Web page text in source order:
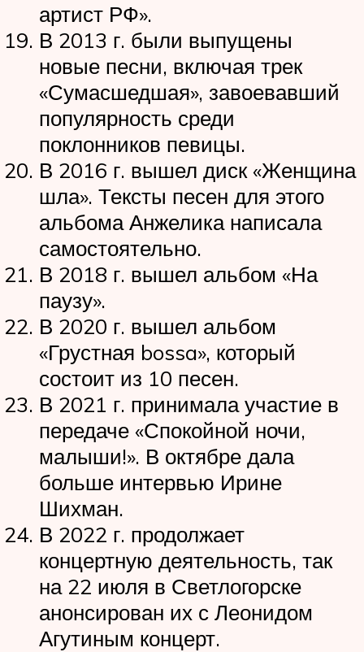
артист РФ».
В 2013 г. были выпущены
новые песни, включая трек
«Сумасшедшая», завоевавший
популярность среди
поклонников певицы.
В 2016 г. вышел диск «Женщина
шла». Тексты песен для этого
альбома Анжелика написала
самостоятельно.
В 2018 г. вышел альбом «На
паузу».
В 2020 г. вышел альбом
«Грустная bossa», который
состоит из 10 песен.
В 2021 г. принимала участие в
передаче «Спокойной ночи,
малыши!». В октябре дала
больше интервью Ирине
Шихман.
В 2022 г. продолжает
концертную деятельность, так
на 22 июля в Светлогорске
анонсирован их с Леонидом
Агутиным концерт.